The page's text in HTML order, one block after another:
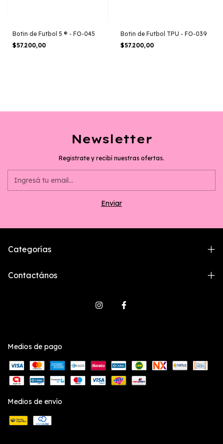
Botin de Futbol 5 ® - FO-045
$57.200,00
Botin de Futbol TPU - FO-039
$57.200,00
Newsletter
Registrate y recibí nuestras ofertas.
Categorías
Contactános
Medios de pago
Medios de envío